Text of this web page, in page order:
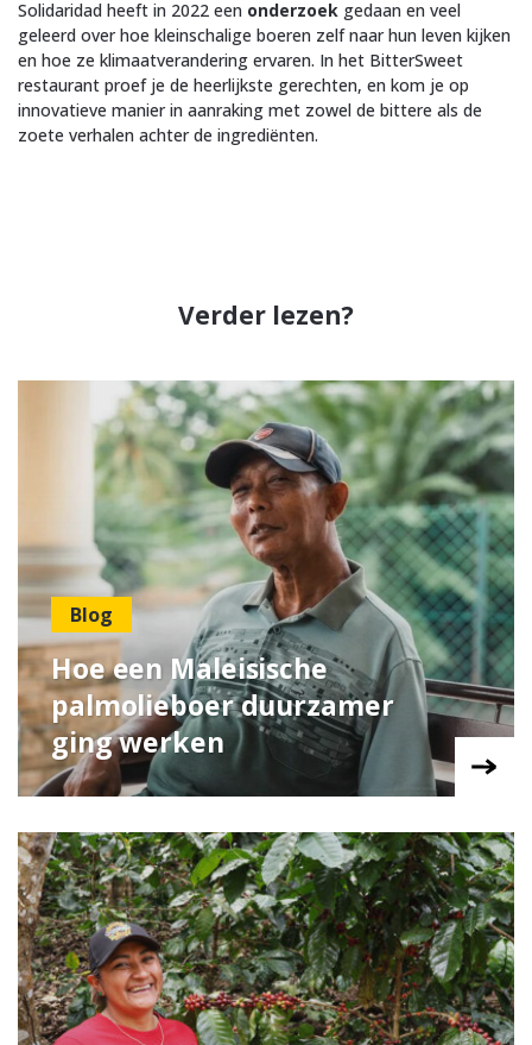
Solidaridad heeft in 2022 een onderzoek gedaan en veel
geleerd over hoe kleinschalige boeren zelf naar hun leven kijken
en hoe ze klimaatverandering ervaren. In het BitterSweet
restaurant proef je de heerlijkste gerechten, en kom je op
innovatieve manier in aanraking met zowel de bittere als de
zoete verhalen achter de ingrediënten.
Verder lezen?
Blog
Hoe een Maleisische
palmolieboer duurzamer
ging werken